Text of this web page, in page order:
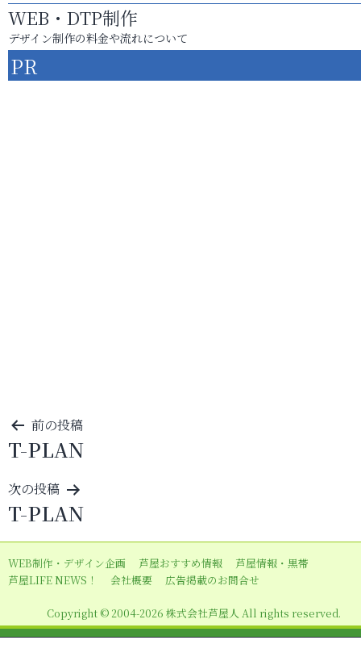
WEB・DTP制作
デザイン制作の料金や流れについて
PR
投
稿
ナ
ビ
ゲ
ー
シ
ン
前の投稿
T-PLAN
次の投稿
T-PLAN
WEB制作・デザイン企画 芦屋おすすめ情報
芦屋情報・黒帯
芦屋LIFE NEWS！
会社概要 広告掲載のお問合せ
Copyright © 2004-2026 株式会社芦屋人 All rights reserved.